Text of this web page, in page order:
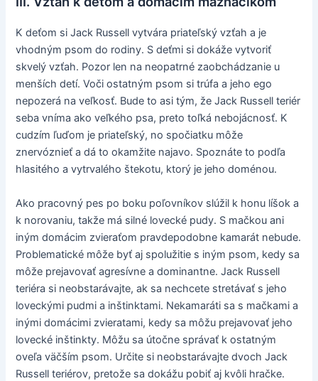
K deťom si Jack Russell vytvára priateľský vzťah a je
vhodným psom do rodiny. S deťmi si dokáže vytvoriť
skvelý vzťah. Pozor len na neopatrné zaobchádzanie u
menších detí. Voči ostatným psom si trúfa a jeho ego
nepozerá na veľkosť. Bude to asi tým, že Jack Russell teriér
seba vníma ako veľkého psa, preto toľká nebojácnosť. K
cudzím ľuďom je priateľský, no spočiatku môže
znervóznieť a dá to okamžite najavo. Spoznáte to podľa
hlasitého a vytrvalého štekotu, ktorý je jeho doménou.
Ako pracovný pes po boku poľovníkov slúžil k honu líšok a
k norovaniu, takže má silné lovecké pudy. S mačkou ani
iným domácim zvieraťom pravdepodobne kamarát nebude.
Problematické môže byť aj spolužitie s iným psom, kedy sa
môže prejavovať agresívne a dominantne. Jack Russell
teriéra si neobstarávajte, ak sa nechcete stretávať s jeho
loveckými pudmi a inštinktami. Nekamaráti sa s mačkami a
inými domácimi zvieratami, kedy sa môžu prejavovať jeho
lovecké inštinkty. Môžu sa útočne správať k ostatným
oveľa väčším psom. Určite si neobstarávajte dvoch Jack
Russell teriérov, pretože sa dokážu pobiť aj kvôli hračke.